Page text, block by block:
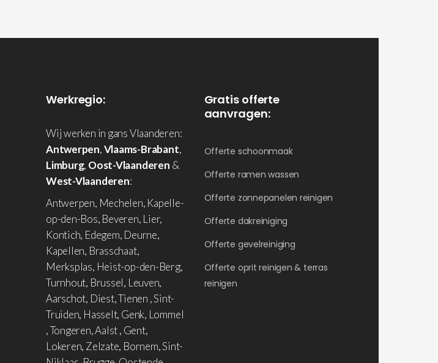
Werkregio:
Wij werken in gans Vlaanderen:
Antwerpen,Vlaams-Brabant,
Limburg, Oost-Vlaanderen &
West-Vlaanderen:
Antwerpen, Mechelen, Kapelle-
op-den-Bos, Beveren, Lier,
Kontich, Edegem, Deurne,
Kapellen, Brasschaat,
Merksplas, Heist-op-den-Berg,
Turnhout, Brussel, Leuven,
Aarschot, Diest, Tienen , Sint-
Truiden, Hasselt, Genk, Lommel
, Tongeren, Aalst , Gent,
Lokeren, Zelzate, Bornem, Sint-
Gratis offerte
aanvragen:
Offerte schoonmaak
Offerte ramen wassen
Offerte zonnepanelen reinigen
Offerte dakreiniging
Offerte gevelreiniging
Offerte oprit reinigen & terras
reinigen